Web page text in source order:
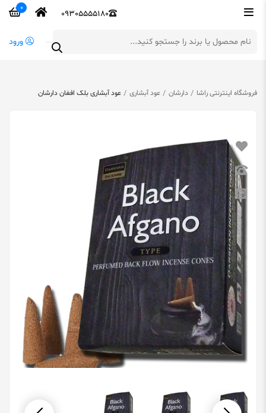
09305555180
0
ورود
فروشگاه اینترنتی راشا دارشان عود آبشاری عود آبشاری بلک افغان دارشان